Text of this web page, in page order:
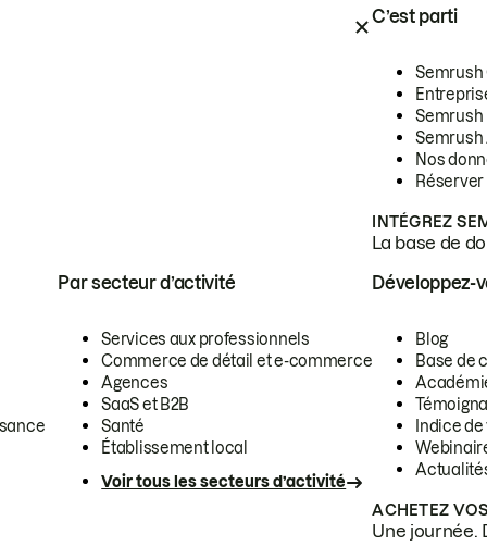
C’est parti
Semrush
Semrush
Semrush
Nos
INTÉGREZ
La base de
Par secteur d’activité
Services aux professionnels
Commerce de détail et e-commerce
Agences
SaaS et B2B
Santé
Établissement local
Voir tous les secteurs d’activité
Développez-
Blog
Base de
Indice
ACHETEZ
Une journée.